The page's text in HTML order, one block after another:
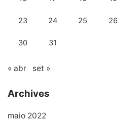
23 24 25 26
30 31
« abr set »
Archives
maio 2022